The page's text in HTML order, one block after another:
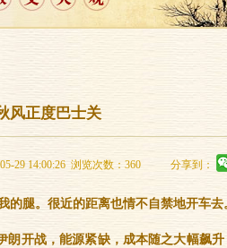
风正度巴士关
29 14:00:26 浏览次数：360 分享到：
腿。很近的距离也情不自禁地开车去
朗开战，能源紧缺，成本随之大幅飙